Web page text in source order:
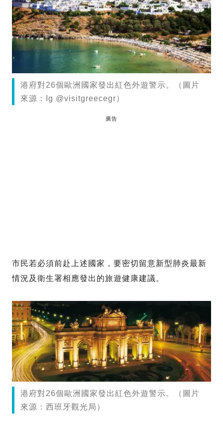
港府對26個歐洲國家發出紅色外遊警示。（圖片
來源：Ig @visitgreecegr）
廣告
市民若必須前赴上述國家，要密切留意新型肺炎最新
情況及衛生署相應發出的旅遊健康建議。
港府對26個歐洲國家發出紅色外遊警示。（圖片
來源：西班牙觀光局）